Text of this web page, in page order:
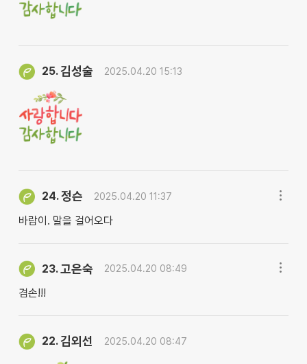
25.김성술 2025.04.20 15:13
24.정슨 2025.04.20 11:37
바람이. 말을 걸어오다
23.고은숙 2025.04.20 08:49
겸손!!!
22.김외선 2025.04.20 08:47